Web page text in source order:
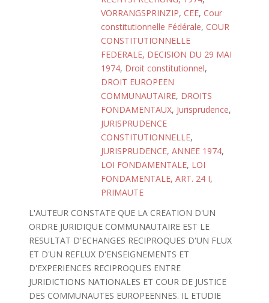
VORRANGSPRINZIP, CEE, Cour
constitutionnelle Fédérale, COUR
CONSTITUTIONNELLE
FEDERALE, DECISION DU 29 MAI
1974, Droit constitutionnel,
DROIT EUROPEEN
COMMUNAUTAIRE, DROITS
FONDAMENTAUX, Jurisprudence,
JURISPRUDENCE
CONSTITUTIONNELLE,
JURISPRUDENCE, ANNEE 1974,
LOI FONDAMENTALE, LOI
FONDAMENTALE, ART. 24 I,
PRIMAUTE
L'AUTEUR CONSTATE QUE LA CREATION D'UN
ORDRE JURIDIQUE COMMUNAUTAIRE EST LE
RESULTAT D'ECHANGES RECIPROQUES D'UN FLUX
ET D'UN REFLUX D'ENSEIGNEMENTS ET
D'EXPERIENCES RECIPROQUES ENTRE
JURIDICTIONS NATIONALES ET COUR DE JUSTICE
DES COMMUNAUTES EUROPEENNES. IL ETUDIE